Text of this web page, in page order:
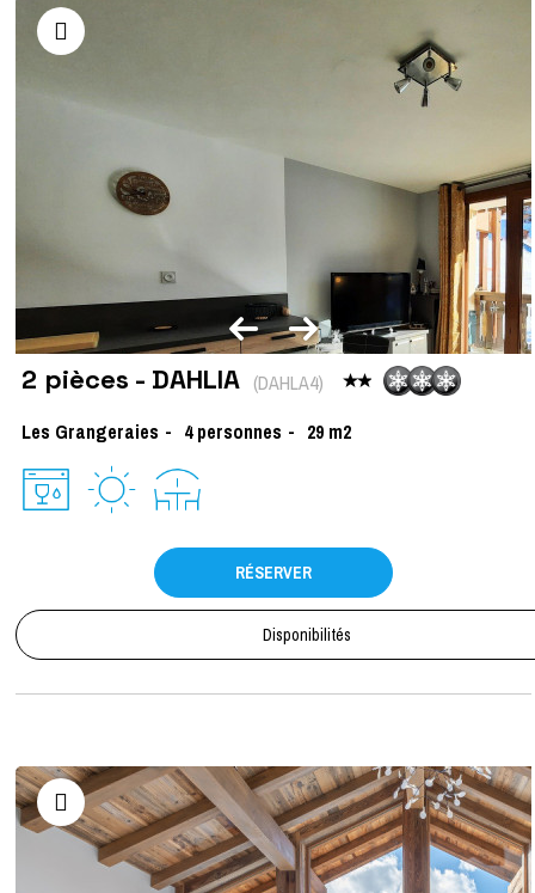
2 pièces - DAHLIA (DAHLA4)
Les Grangeraies
4 personnes 29 m2
RÉSERVER
Disponibilités